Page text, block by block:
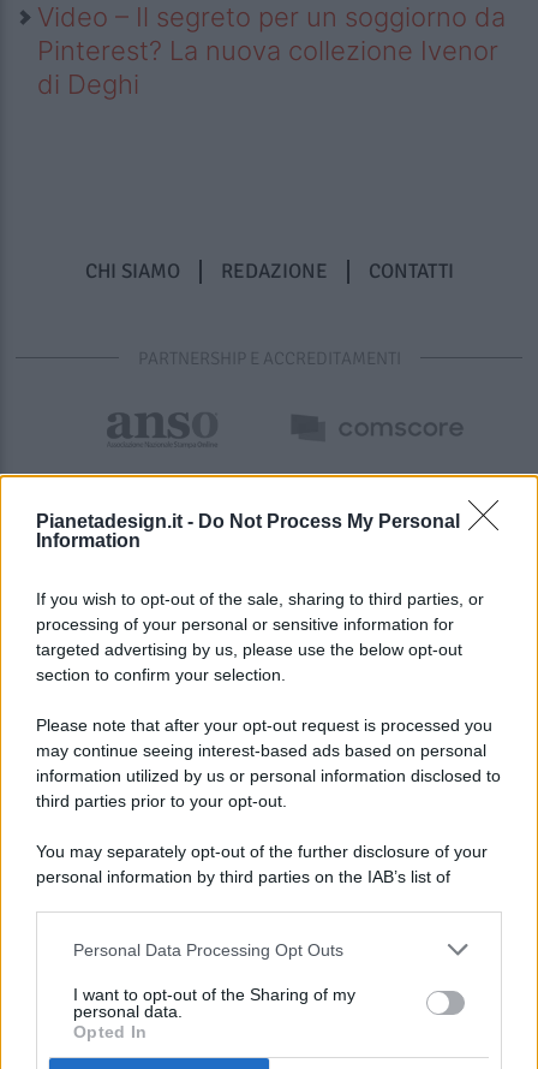
Pianetadesign.it - Do Not Process My Personal
Information
If you wish to opt-out of the sale, sharing to third parties, or
processing of your personal or sensitive information for
targeted advertising by us, please use the below opt-out
section to confirm your selection.
Please note that after your opt-out request is processed you
may continue seeing interest-based ads based on personal
information utilized by us or personal information disclosed to
third parties prior to your opt-out.
You may separately opt-out of the further disclosure of your
personal information by third parties on the IAB’s list of
This information may also be disclosed by us to third parties
disclose it to other third parties.
Personal Data Processing Opt Outs
I want to opt-out of the Sharing of my
personal data.
Opted In
Video – Il segreto per un soggiorno da
Pinterest? La nuova collezione Ivenor
di Deghi
CHI SIAMO REDAZIONE CONTATTI
PARTNERSHIP E ACCREDITAMENTI
© 2026 - Pianeta Design - P.IVA 04827280654 - Testata
Registrata Al Tribunale Di Nocera Inferiore N. 8/2020 - RG N.
ISCRIZIONE AL ROC N. 35792 – ISCRITTA ALL’ANSO
(ASSOCIAZIONE NAZIONALE STAMPA ONLINE)
PREFERENZE PRIVACY